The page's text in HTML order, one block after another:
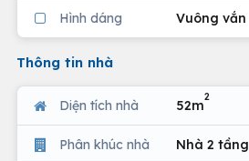
Hình dáng Vuông vắn
Thông tin nhà
Diện tích nhà 52m
2
Phân khúc nhà Nhà 2 tầng